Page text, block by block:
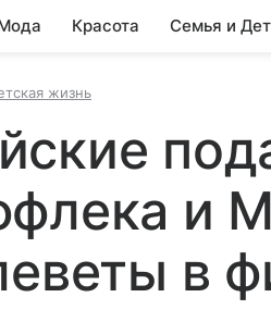
Красота Семья и
жизнь
и
в